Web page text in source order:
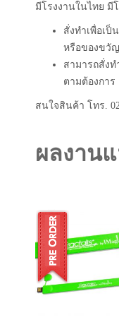
มีโรงงานในไทย มี
สั่งทำเพื่อเ
หรือของขวั
สามารถสั่ง
ตามต้องการ
สนใจสินค้า โทร.
ผลงาน